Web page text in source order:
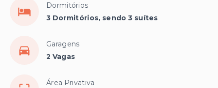
Dormitórios
3 Dormitórios, sendo 3 suítes
Garagens
2 Vagas
Área Privativa